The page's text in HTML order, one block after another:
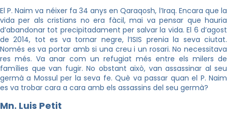
El P.Naim va néixer fa 34 anys enQaraqosh, l’Iraq. Encara que la
vida per als cristians no era fàcil, mai va pensar que hauria
d’abandonar tot precipitadament per salvar la vida. El 6 d’agost
de 2014, tot es va tornar negre, l’ISIS prenia la seva ciutat.
Només es va portar amb si una creu i un rosari. No necessitava
res més. Va anar com un refugiat més entre els milers de
famílies que van fugir. No obstant això, van assassinar al seu
germà a Mossul per la seva fe. Què va passar quan el P. Naim
es va trobar cara a cara amb els assassins del seu germà?
Mn. Luis Petit